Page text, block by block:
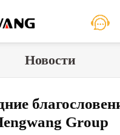
Новости
Group